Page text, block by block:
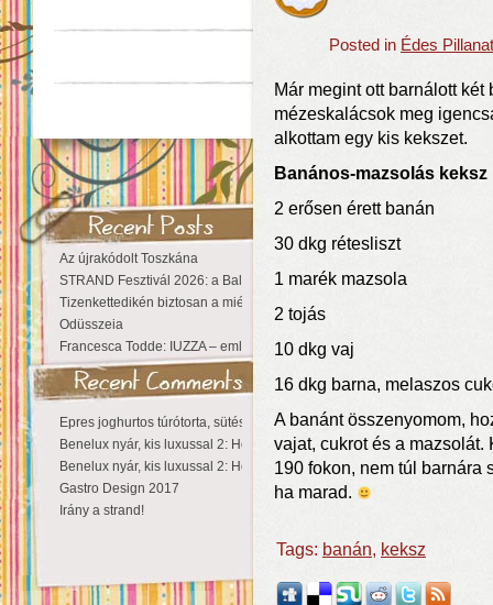
Az újrakódolt Toszkána
STRAND Fesztivál 2026: a Balaton partján a nyár még tart!
Tizenkettedikén biztosan a miénk a Sziget!
Odüsszeia
Francesca Todde: IUZZA – emlékezet, táj és irodalom találkozása a Mai
Epres joghurtos túrótorta, sütés nélkül
Benelux nyár, kis luxussal 2: Hollandia
Benelux nyár, kis luxussal 2: Hollandia
Gastro Design 2017
Irány a strand!
Posted in Édes
Már megint ott barnálott
mézeskalácsok meg
alkottam egy kis kekszet.
Banános-mazsolás keksz
2 erősen érett banán
30 dkg rétesliszt
1 marék mazsola
2 tojás
10 dkg vaj
16 dkg barna, melaszos
A banánt összenyomom,
vajat, cukrot és a
190 fokon, nem túl barnára
ha marad.
Tags: banán, keksz